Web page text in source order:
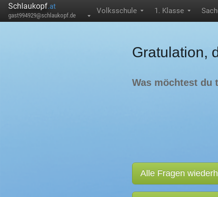
Schlaukopf.at
gast994929@schlaukopf.de ▼
Volksschule ▼ 1. Klasse ▼
Gratulation,
Was möchtest du
Alle Fragen